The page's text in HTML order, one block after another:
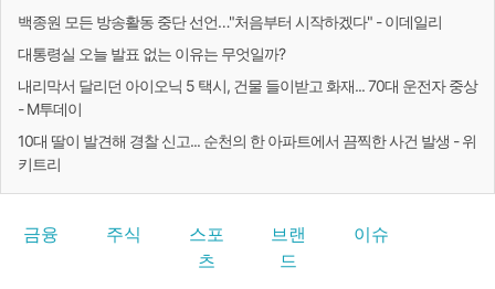
백종원 모든 방송활동 중단 선언…"처음부터 시작하겠다" - 이데일리
대통령실 오늘 발표 없는 이유는 무엇일까?
내리막서 달리던 아이오닉 5 택시, 건물 들이받고 화재... 70대 운전자 중상
- M투데이
10대 딸이 발견해 경찰 신고... 순천의 한 아파트에서 끔찍한 사건 발생 - 위
키트리
금융 주식
스포
츠
브랜
드
이슈